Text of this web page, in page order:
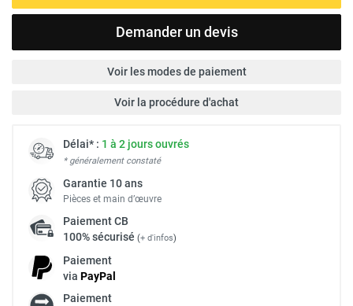
Demander un devis
Voir les modes de paiement
Voir la procédure d'achat
Délai* : 1 à 2 jours ouvrés
* généralement constaté
Garantie 10 ans
Pièces et main d’œuvre
PaiementCB
100% sécurisé (+ d'infos)
Paiement
via PayPal
Paiement